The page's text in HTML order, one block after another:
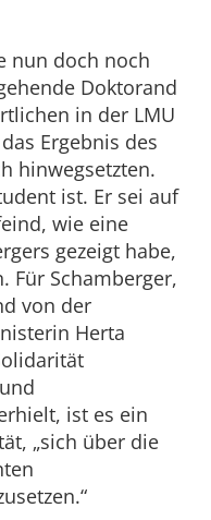
nun doch noch
Doktorand
in der LMU
Ergebnis des
hinwegsetzten.
ist. Er sei auf
wie eine
gezeigt habe,
Für Schamberger,
von der
Herta
ist es ein
„sich über die